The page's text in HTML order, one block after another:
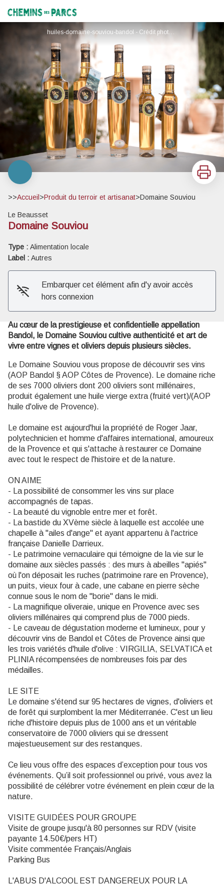
Chemins des Parcs
huiles-domaine-souviou-bandol - Crédit photo domaine Souviou
Imprimer
>>Accueil >Produit du terroir et artisanat>Domaine Souviou
Le Beausset
Domaine Souviou
Type : Alimentation locale
Label : Autres
Embarquer cet élément afin d'y avoir accès
hors connexion
Au cœur de la prestigieuse et confidentielle appellation
Bandol, le Domaine Souviou cultive authenticité et art de
vivre entre vignes et oliviers depuis plusieurs siècles.
Le Domaine Souviou vous propose de découvrir ses vins
(AOP Bandol § AOP Côtes de Provence). Le domaine riche
de ses 7000 oliviers dont 200 oliviers sont millénaires,
produit également une huile vierge extra (fruité vert)/(AOP
huile d'olive de Provence).
Le domaine est aujourd'hui la propriété de Roger Jaar,
polytechnicien et homme d'affaires international, amoureux
de la Provence et qui s'attache à restaurer ce Domaine
avec tout le respect de l'histoire et de la nature.
ON AIME
- La possibilité de consommer les vins sur place
accompagnés de tapas.
- La beauté du vignoble entre mer et forêt.
- La bastide du XVème siècle à laquelle est accolée une
chapelle à "ailes d'ange" et ayant appartenu à l'actrice
française Danielle Darrieux.
- Le patrimoine vernaculaire qui témoigne de la vie sur le
domaine aux siècles passés : des murs à abeilles "apiés"
où l'on déposait les ruches (patrimoine rare en Provence),
un puits, vieux four à cade, une cabane en pierre sèche
connue sous le nom de "borie" dans le midi.
- La magnifique oliveraie, unique en Provence avec ses
oliviers millénaires qui comprend plus de 7000 pieds.
- Le caveau de dégustation moderne et lumineux, pour y
découvrir vins de Bandol et Côtes de Provence ainsi que
les trois variétés d'huile d'olive : VIRGILIA, SELVATICA et
PLINIA récompensées de nombreuses fois par des
médailles.
LE SITE
Le domaine s'étend sur 95 hectares de vignes, d'oliviers et
de forêt qui surplombent la mer Méditerranée. C'est un lieu
riche d'histoire depuis plus de 1000 ans et un véritable
conservatoire de 7000 oliviers qui se dressent
majestueusement sur des restanques.
Ce lieu vous offre des espaces d’exception pour tous vos
événements. Qu’il soit professionnel ou privé, vous avez la
possibilité de célébrer votre événement en plein cœur de la
nature.
VISITE GUIDÉES POUR GROUPE
Visite de groupe jusqu'à 80 personnes sur RDV (visite
payante 14.50€/pers HT)
Visite commentée Français/Anglais
Parking Bus
L'ABUS D'ALCOOL EST DANGEREUX POUR LA